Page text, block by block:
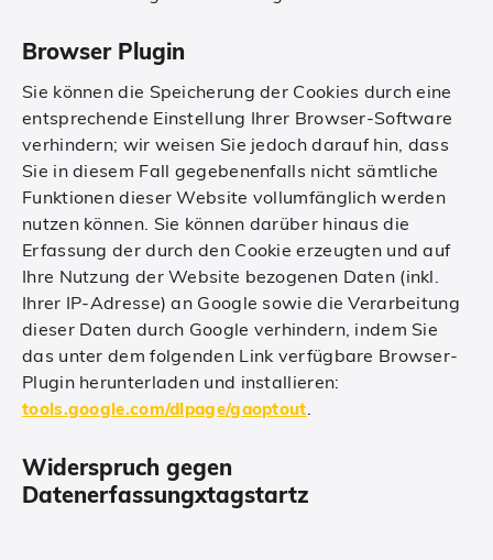
Browser Plugin
Sie können die Speicherung der Cookies durch eine
entsprechende Einstellung Ihrer Browser-Software
verhindern; wir weisen Sie jedoch darauf hin, dass
Sie in diesem Fall gegebenenfalls nicht sämtliche
Funktionen dieser Website vollumfänglich werden
nutzen können. Sie können darüber hinaus die
Erfassung der durch den Cookie erzeugten und auf
Ihre Nutzung der Website bezogenen Daten (inkl.
Ihrer IP-Adresse) an Google sowie die Verarbeitung
dieser Daten durch Google verhindern, indem Sie
das unter dem folgenden Link verfügbare Browser-
Plugin herunterladen und installieren:
tools.google.com/dlpage/gaoptout.
Widerspruch gegen
Datenerfassungxtagstartz